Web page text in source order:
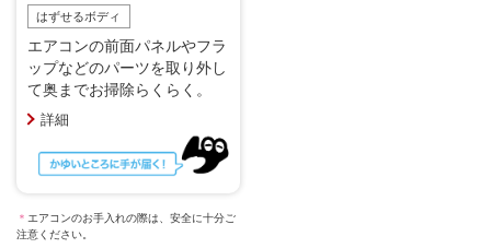
はずせるボディ
エアコンの前面パネルやフラ
ップなどのパーツを取り外し
て奥までお掃除らくらく。
詳細
＊ エアコンのお手入れの際は、安全に十分ご
注意ください。